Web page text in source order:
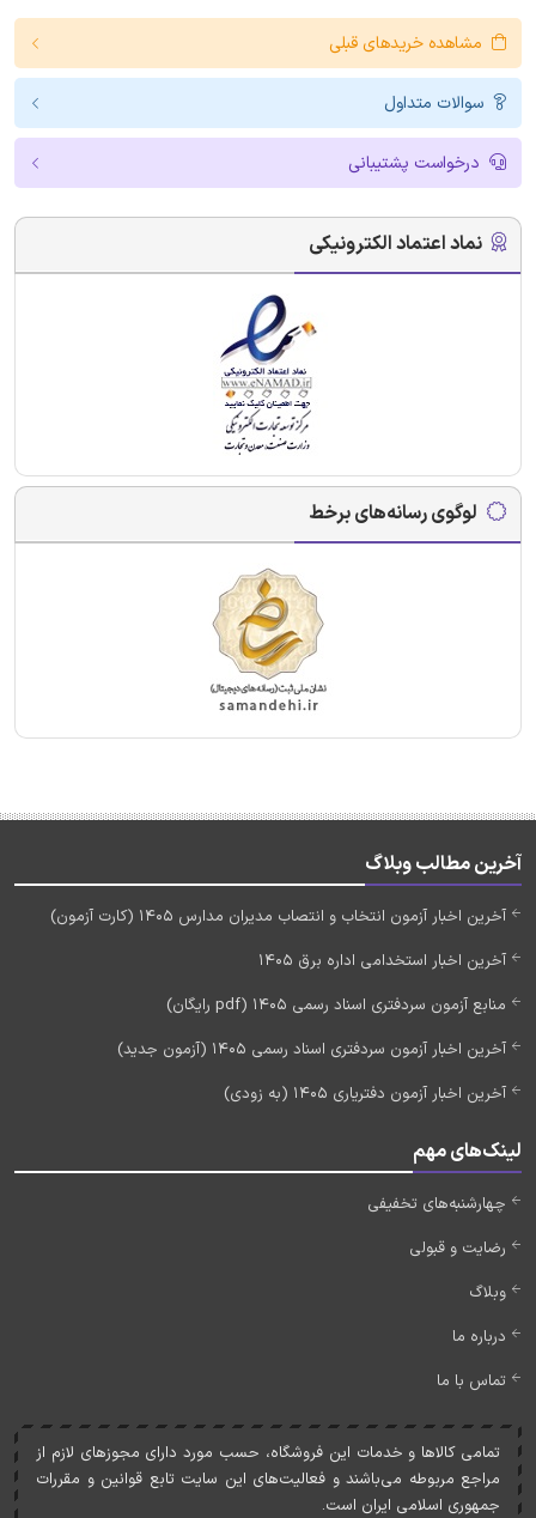
مشاهده خریدهای قبلی
سوالات متداول
درخواست پشتیبانی
نماد اعتماد الکترونیکی
لوگوی رسانه‌های برخط
آخرین مطالب وبلاگ
آخرین اخبار آزمون انتخاب و انتصاب مدیران مدارس 1405 (کارت آزمون)
آخرین اخبار استخدامی اداره برق 1405
منابع آزمون سردفتری اسناد رسمی 1405 (pdf رایگان)
آخرین اخبار آزمون سردفتری اسناد رسمی 1405 (آزمون جدید)
آخرین اخبار آزمون دفتریاری 1405 (به زودی)
لینک‌های مهم
چهارشنبه‌های تخفیفی
رضایت و قبولی
وبلاگ
درباره ما
تماس با ما
تمامی کالاها و خدمات اين فروشگاه، حسب مورد دارای مجوزهای لازم از
مراجع مربوطه می‌باشند و فعاليت‌های اين سايت تابع قوانين و مقررات
جمهوری اسلامی ايران است.